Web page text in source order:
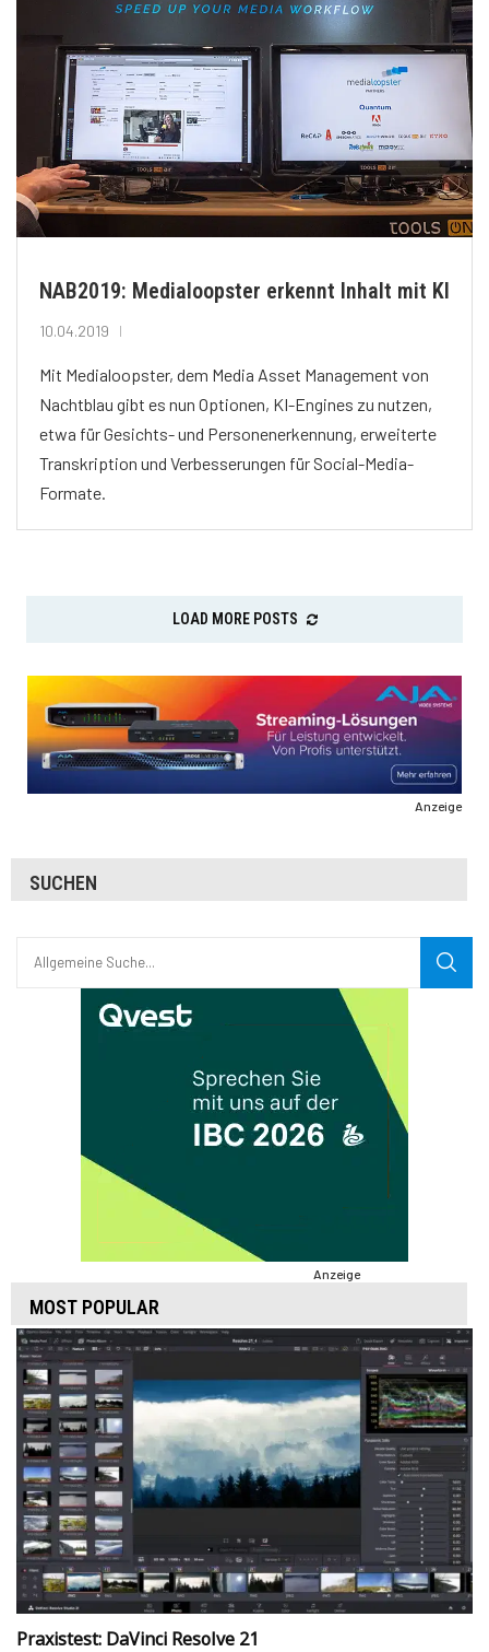
NAB2019: Medialoopster erkennt Inhalt mit KI
10.04.2019
Mit Medialoopster, dem Media Asset Management von
Nachtblau gibt es nun Optionen, KI-Engines zu nutzen,
etwa für Gesichts- und Personenerkennung, erweiterte
Transkription und Verbesserungen für Social-Media-
Formate.
LOAD MORE POSTS
Anzeige
SUCHEN
Anzeige
MOST POPULAR
Praxistest: DaVinci Resolve 21